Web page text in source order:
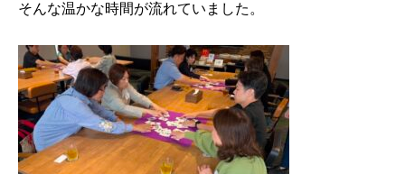
そんな温かな時間が流れていました。